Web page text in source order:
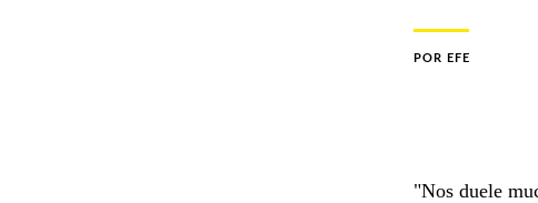
POR EFE
"Nos duele